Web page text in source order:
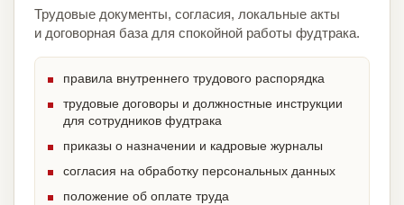
Трудовые документы, согласия, локальные акты
и договорная база для спокойной работы фудтрака.
правила внутреннего трудового распорядка
трудовые договоры и должностные инструкции
для сотрудников фудтрака
приказы о назначении и кадровые журналы
согласия на обработку персональных данных
положение об оплате труда